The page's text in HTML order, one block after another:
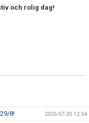
och rolig dag!
8! 2026-07-20 12:54